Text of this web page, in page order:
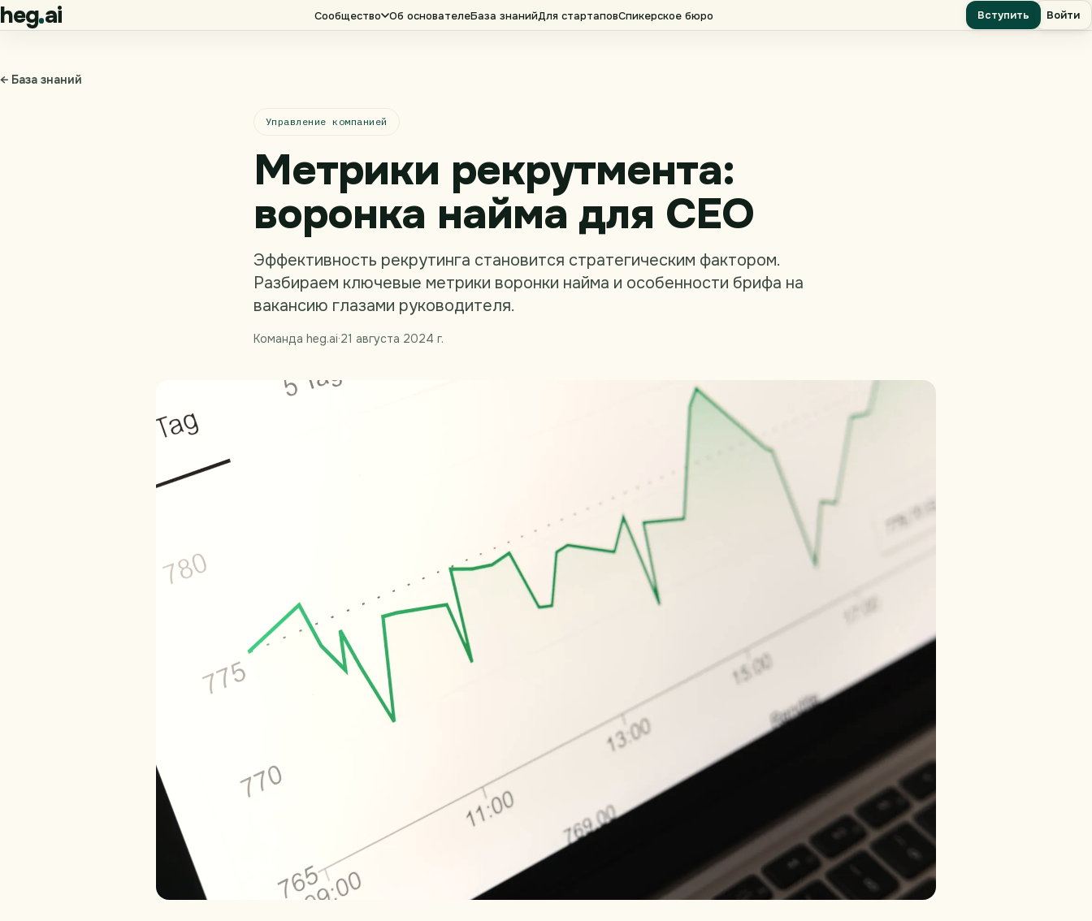
heg ai Сообщество Об основателеБаза знанийДля стартаповСпикерское бюро Вступить Войти
← База знаний
Управление компанией
Метрики рекрутмента:
воронка найма для CEO
Эффективность рекрутинга становится стратегическим фактором.
Разбираем ключевые метрики воронки найма и особенности брифа на
вакансию глазами руководителя.
Команда heg.ai·21 августа 2024 г.